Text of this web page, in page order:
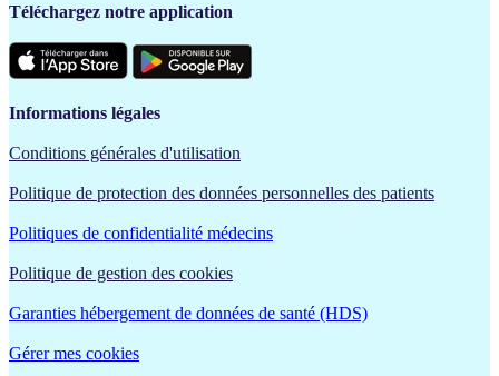
Téléchargez notre application
Informations légales
Conditions générales d'utilisation
Politique de protection des données personnelles des patients
Politiques de confidentialité médecins
Politique de gestion des cookies
Garanties hébergement de données de santé (HDS)
Gérer mes cookies